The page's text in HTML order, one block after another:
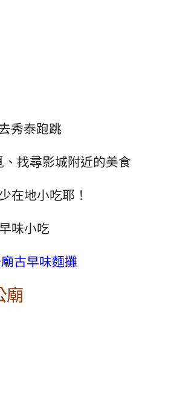
秀泰跑跳
找尋影城附近的美食
在地小吃耶！
味小吃
古早味麵攤
廟